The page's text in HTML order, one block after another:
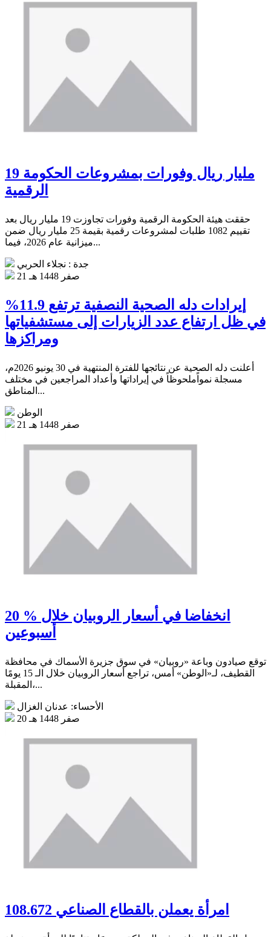
19 مليار ريال وفورات بمشروعات الحكومة
الرقمية
حققت هيئة الحكومة الرقمية وفورات تجاوزت 19 مليار ريال بعد
تقييم 1082 طلبات لمشروعات رقمية بقيمة 25 مليار ريال ضمن
ميزانية عام 2026، فيما...
جدة : نجلاء الحربي
21 صفر 1448 هـ
إيرادات دله الصحية النصفية ترتفع 11.9%
في ظل ارتفاع عدد الزيارات إلى مستشفياتها
ومراكزها
أعلنت دله الصحية عن نتائجها للفترة المنتهية في 30 يونيو 2026م،
مسجلة نمواًملحوظاً في إيراداتها وأعداد المراجعين في مختلف
المناطق...
الوطن
21 صفر 1448 هـ
20 % انخفاضا في أسعار الروبيان خلال
أسبوعين
توقع صيادون وباعة «روبيان» في سوق جزيرة الأسماك في محافظة
القطيف، لـ«الوطن» أمس، تراجع أسعار الروبيان خلال الـ 15 يومًا
المقبلة،...
الأحساء: عدنان الغزال
20 صفر 1448 هـ
108.672 امرأة يعملن بالقطاع الصناعي